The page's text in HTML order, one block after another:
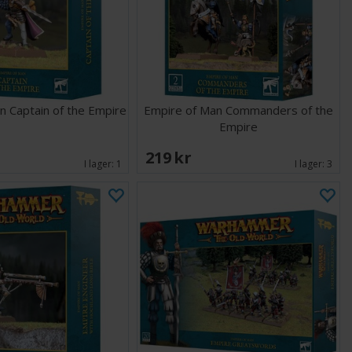
Captain of the Empire
I lager: 1
Empire of Man Commanders of the
Empire
219 SEK I lager: 3